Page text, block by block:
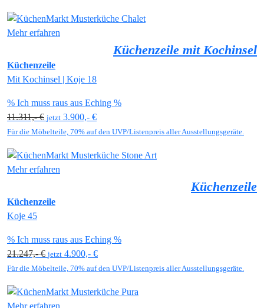
Mehr erfahren
Küchenzeile mit Kochinsel
Küchenzeile
Mit Kochinsel | Koje 18
% Ich muss raus aus Eching %
11.311,- € jetzt 3.900,- €
Für die Möbelteile, 70% auf den UVP/Listenpreis aller Ausstellungsgeräte.
Mehr erfahren
Küchenzeile
Küchenzeile
Koje 45
% Ich muss raus aus Eching %
21.247,- € jetzt 4.900,- €
Für die Möbelteile, 70% auf den UVP/Listenpreis aller Ausstellungsgeräte.